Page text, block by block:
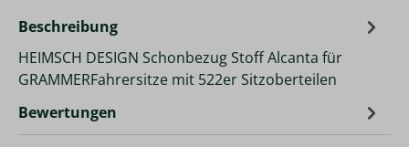
Beschreibung
HEIMSCH DESIGN Schonbezug Stoff Alcanta für
GRAMMERFahrersitze mit 522er Sitzoberteilen
Bewertungen